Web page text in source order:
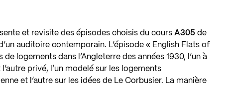
et revisite des épisodes choisis du coursA305 de
auditoire contemporain. L’épisode « English Flats of
logements dans l’Angleterre des années 1930, l’un à
privé, l’un modelé sur les logements
et l’autre sur les idées de Le Corbusier. La manière